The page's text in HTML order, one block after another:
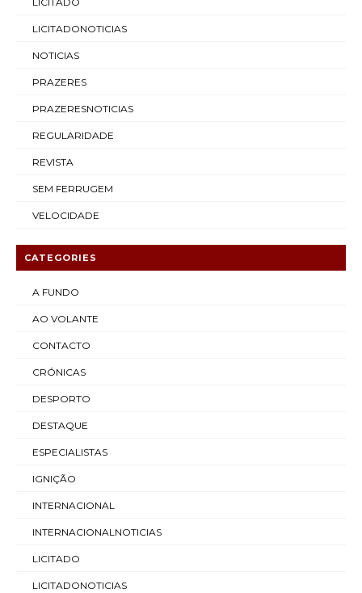
LICITADONOTICIAS
NOTICIAS
PRAZERES
PRAZERESNOTICIAS
REGULARIDADE
REVISTA
SEM FERRUGEM
VELOCIDADE
CATEGORIES
A FUNDO
AO VOLANTE
CONTACTO
CRÓNICAS
DESPORTO
DESTAQUE
ESPECIALISTAS
IGNIÇÃO
INTERNACIONAL
INTERNACIONALNOTICIAS
LICITADO
LICITADONOTICIAS